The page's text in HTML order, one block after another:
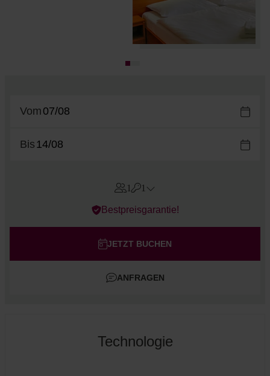
Vom
Bis
1 1
Errors?
Kinder
Bestpreisgarantie!
JETZT BUCHEN
ANFRAGEN
Technologie